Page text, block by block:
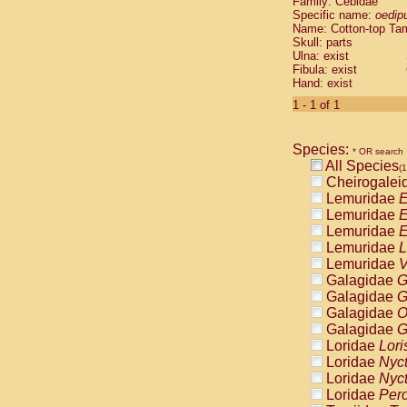
Cebidae
Cebidae
Cebidae
Cebidae
Cebidae
Cebidae
Cebidae
Cebidae
Cebidae
Cebidae
Cebidae
Cebidae
Atelidae
Atelidae
Atelidae
Atelidae
Atelidae
Atelidae
Atelidae
Atelidae
Atelidae
Atelidae
Pitheciidae
Specific name:
Name: Cotton-top
Skull: parts
Ulna: exist
Fibula: exist
Hand: exist
1 - 1 of 1
Species: * OR search
All Species
Lemuridae
Lemuridae
Lemuridae
Lemuridae
Lemuridae
Galagidae
Galagidae
Galagidae
Galagidae
Loridae
Loridae
Loridae
Loridae